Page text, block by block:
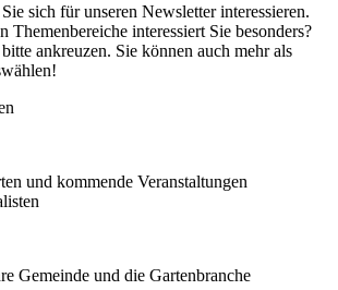
sich für unseren Newsletter interessieren.
Themenbereiche interessiert Sie besonders?
ankreuzen. Sie können auch mehr als
und kommende Veranstaltungen
Gemeinde und die Gartenbranche